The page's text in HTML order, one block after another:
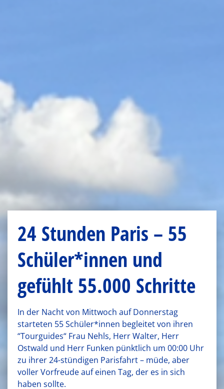
24 Stunden Paris – 55
Schüler*innen und
gefühlt 55.000 Schritte
In der Nacht von Mittwoch auf Donnerstag
starteten 55 Schüler*innen begleitet von ihren
“Tourguides“ Frau Nehls, Herr Walter, Herr
Ostwald und Herr Funken pünktlich um 00:00 Uhr
zu ihrer 24-stündigen Parisfahrt – müde, aber
voller Vorfreude auf einen Tag, der es in sich
haben sollte.